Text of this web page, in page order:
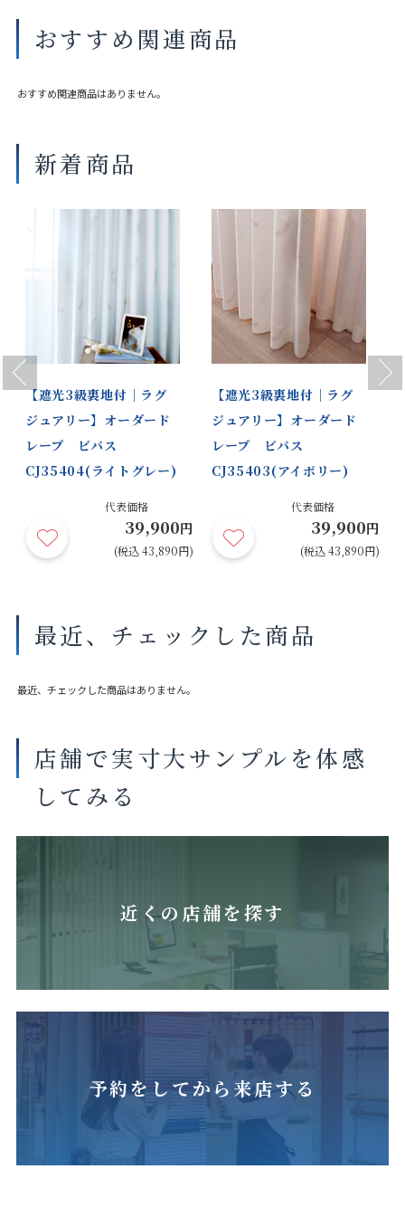
実際の色や素材感は店舗にてご覧いただけます。
おすすめ関連商品
おすすめ関連商品はありません。
新着商品
Previous
【遮光3級裏地付｜ラグ
ジュアリー】オーダード
レープ ビバス
CJ35404(ライトグレー)
代表価格
39,900円
(税込 43,890円)
【遮光3級裏地付｜ラグ
ジュアリー】オーダード
レープ ビバス
CJ35403(アイボリー)
代表価格
39,900円
(税込 43,890円)
Next
最近、チェックした商品
最近、チェックした商品はありません。
店舗で実寸大サンプルを体感
してみる
近くの店舗を探す
予約をしてから来店する